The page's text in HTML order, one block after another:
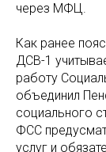
через МФЦ.
Как ранее
ДСВ-1
работу
объединил
социального
ФСС
услуг и